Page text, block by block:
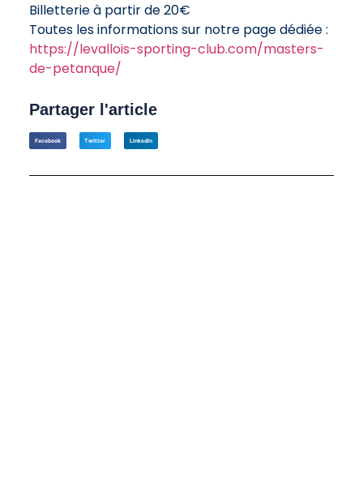
Billetterie à partir de 20€
Toutes les informations sur notre page dédiée :
https://levallois-sporting-club.com/masters-
de-petanque/
Partager l'article
Facebook Twitter LinkedIn